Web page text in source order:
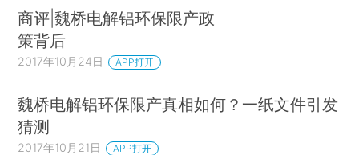
商评|魏桥电解铝环保限产政
策背后
2017年10月24日 APP打开
魏桥电解铝环保限产真相如何？一纸文件引发
猜测
2017年10月21日 APP打开